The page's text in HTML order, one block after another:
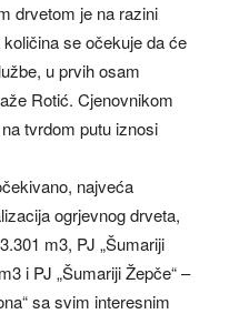
drvetom je na razini
se očekuje da će
u prvih osam
Rotić. Cjenovnikom
tvrdom putu iznosi
najveća
ogrjevnog drveta,
m3, PJ „Šumariji
i PJ „Šumariji Žepče“ –
sa svim interesnim